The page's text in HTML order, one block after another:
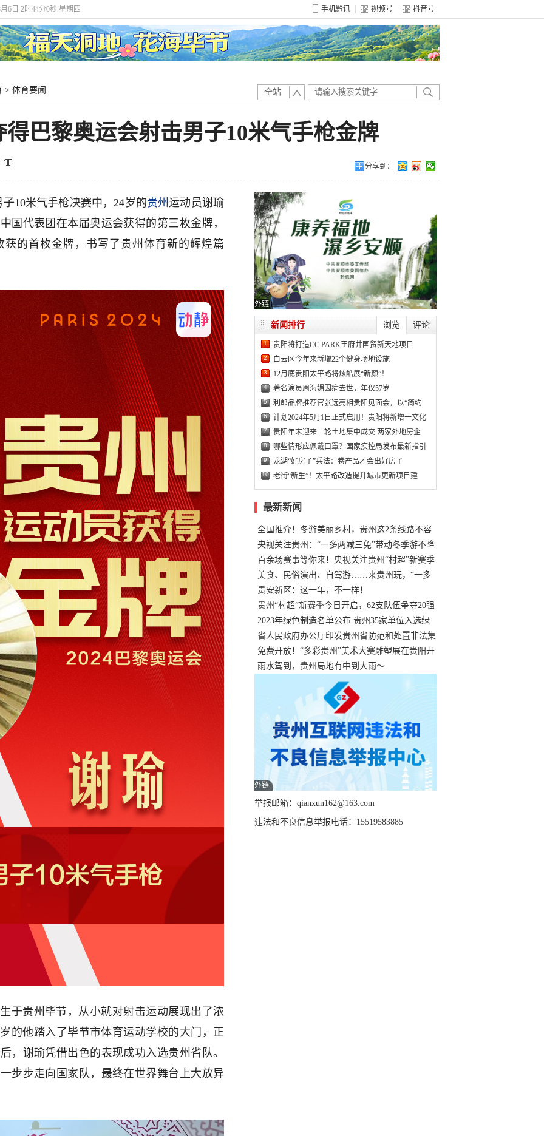
6日 2时44分2秒 星期四 手机黔讯 视频号 抖音号
> 体育要闻 全站
巴黎奥运会射击男子10米气手枪金牌
分享到：
10米气手枪决赛中，24岁的贵州运动员谢瑜
国代表团在本届奥运会获得的第三枚金牌，
的首枚金牌，书写了贵州体育新的辉煌篇
于贵州毕节，从小就对射击运动展现出了浓
的他踏入了毕节市体育运动学校的大门，正
，谢瑜凭借出色的表现成功入选贵州省队。
步步走向国家队，最终在世界舞台上大放异
外链
浏览 评论
新闻排行
1 贵阳将打造CC PARK王府井国贸新天地项目
2 白云区今年来新增22个健身场地设施
3 12月底贵阳太平路将炫酷展“新颜”！
4 著名演员周海媚因病去世，年仅57岁
5 利郎品牌推荐官张远亮相贵阳见面会，以“简约
6 计划2024年5月1日正式启用！贵阳将新增一文化
7 贵阳年末迎来一轮土地集中成交 两家外地房企
8 哪些情形应佩戴口罩？国家疾控局发布最新指引
9 龙湖“好房子”兵法：卷产品才会出好房子
10 老街“新生”！太平路改造提升城市更新项目建
最新新闻
全国推介！冬游美丽乡村，贵州这2条线路不容
错过
央视关注贵州：“一多两减三免”带动冬季游不降
温
百余场赛事等你来！央视关注贵州“村超”新赛季
正式“打响”
美食、民俗演出、自驾游……来贵州玩，“一多
两减三免”！
贵安新区：这一年，不一样！
贵州“村超”新赛季今日开启，62支队伍争夺20强
名额
2023年绿色制造名单公布 贵州35家单位入选绿
色工厂
省人民政府办公厅印发贵州省防范和处置非法集
资工作实施细则
免费开放！“多彩贵州”美术大赛雕塑展在贵阳开
展，持续至1月19日
雨水驾到，贵州局地有中到大雨～
外链
举报邮箱：qianxun162@163.com
违法和不良信息举报电话：15519583885